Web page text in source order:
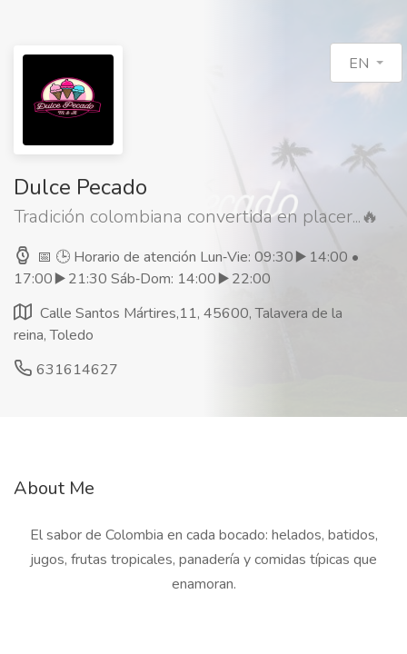
Dulce Pecado
Tradición colombiana convertida en placer...🔥
📅 🕒 Horario de atención Lun‑Vie: 09:30 ▶️ 14:00 •
17:00 ▶️ 21:30 Sáb‑Dom: 14:00 ▶️ 22:00
Calle Santos Mártires,11, 45600, Talavera de la
reina, Toledo
631614627
EN
About Me
El sabor de Colombia en cada bocado: helados, batidos,
jugos, frutas tropicales, panadería y comidas típicas que
enamoran.